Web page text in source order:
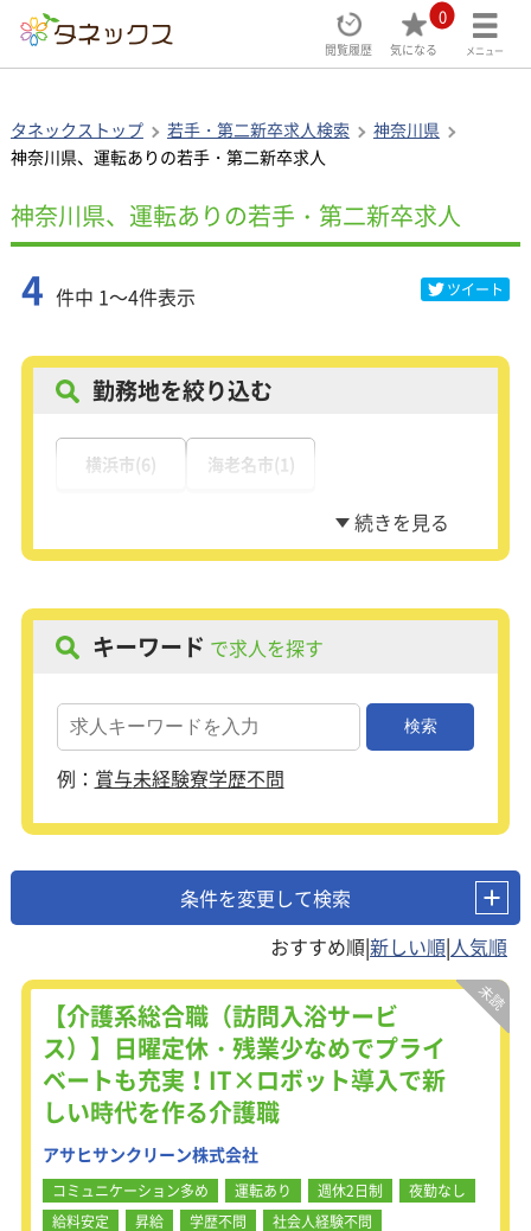
閲覧履歴
0
気になる メニュー
タネックストップ 若手・第二新卒求人検索
神奈川県
神奈川県、運転ありの若手・第二新卒求人
神奈川県、運転ありの若手・第二新卒求人
4 件中 1～4件表示 ツイート
勤務地を絞り込む
横浜市(6) 海老名市(1)
キーワード で求人を探す
例： 賞与未経験寮学歴不問
条件を変更して検索
|
|
【介護系総合職（訪問入浴サービ
ス）】日曜定休・残業少なめでプライ
ベートも充実！IT×ロボット導入で新
しい時代を作る介護職
アサヒサンクリーン株式会社
コミュニケーション多め 運転あり 週休2日制
夜勤なし
給料安定
昇給 学歴不問
社会人経験不問